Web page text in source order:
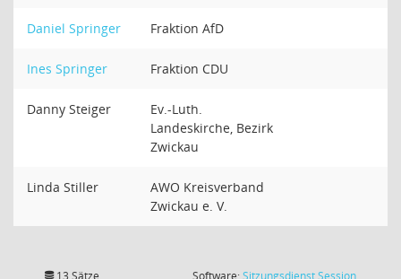
Daniel Springer Fraktion AfD
Ines Springer Fraktion CDU
Danny Steiger
Ev.-Luth.
Landeskirche, Bezirk
Zwickau
Linda Stiller
AWO Kreisverband
Zwickau e. V.
13 Sätze Software:SitzungsdienstSession(Wird in